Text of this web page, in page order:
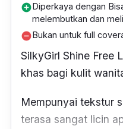
add_circleDiperkaya dengan
melembutkan dan
remove_circleBukan untuk full
SilkyGirl Shine Free
khas bagi kulit
Mempunyai tekstur
terasa sangat licin